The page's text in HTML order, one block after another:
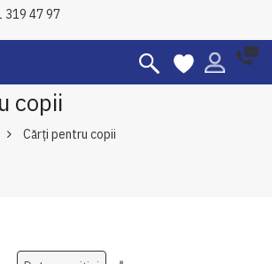
319 47 97
copii
Cărți pentru copii